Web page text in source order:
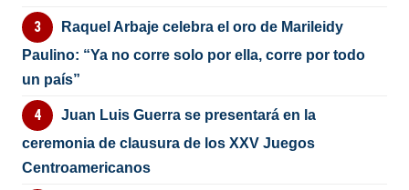
Raquel Arbaje celebra el oro de Marileidy
Paulino: “Ya no corre solo por ella, corre por todo
un país”
Juan Luis Guerra se presentará en la
ceremonia de clausura de los XXV Juegos
Centroamericanos